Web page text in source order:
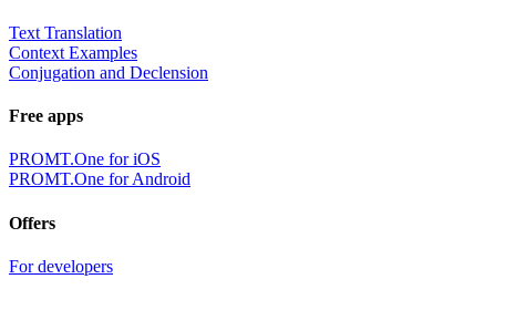
Text Translation
Context Examples
Conjugation and Declension
Free apps
PROMT.One for iOS
PROMT.One for Android
Offers
For developers